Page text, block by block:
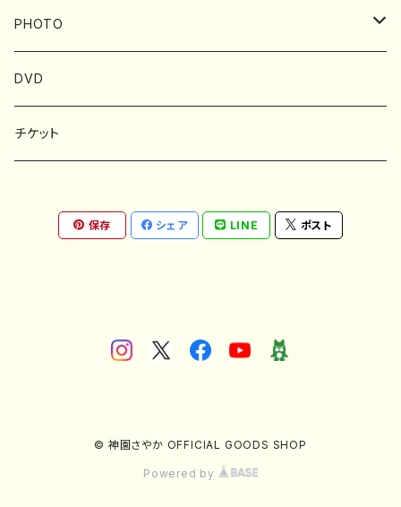
Tシャツ
タオル
アクセサリー
PHOTO
フォトブック
DVD
チケット
保存 シェア LINE ポスト
© 神園さやか OFFICIAL GOODS SHOP
Powered by